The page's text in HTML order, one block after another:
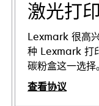
激光打
Lexmark 很高
种 Lexmark 打
碳粉盒这一选择。
查看协议